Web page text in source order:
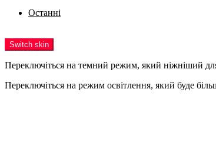
Останні
Switch skin
Переключіться на темний режим, який ніжніший
Переключіться на режим освітлення, який буде